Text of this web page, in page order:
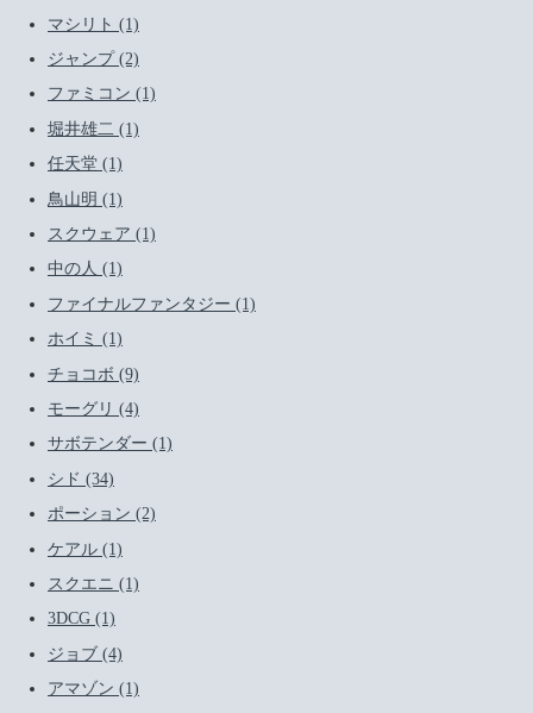
マシリト (1)
ジャンプ (2)
ファミコン (1)
堀井雄二 (1)
任天堂 (1)
鳥山明 (1)
スクウェア (1)
中の人 (1)
ファイナルファンタジー (1)
ホイミ (1)
チョコボ (9)
モーグリ (4)
サボテンダー (1)
シド (34)
ポーション (2)
ケアル (1)
スクエニ (1)
3DCG (1)
ジョブ (4)
アマゾン (1)